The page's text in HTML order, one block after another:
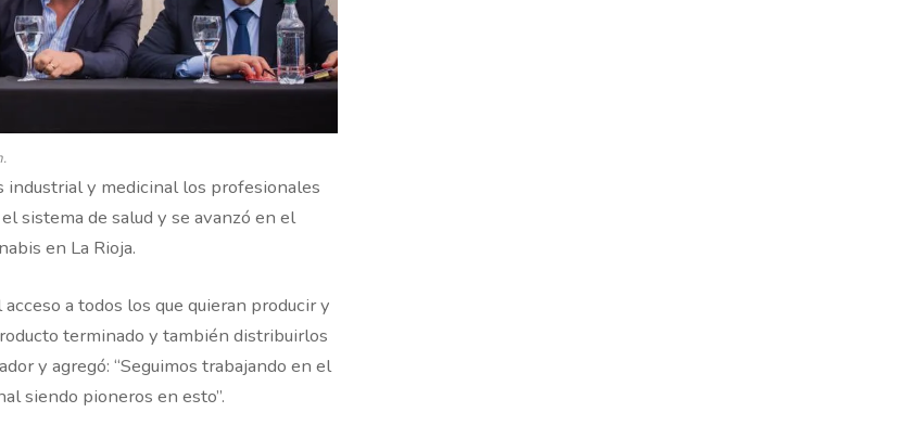
industrial y medicinal los profesionales
sistema de salud y se avanzó en el
en La Rioja.
a todos los que quieran producir y
terminado y también distribuirlos
y agregó: “Seguimos trabajando en el
siendo pioneros en esto”.